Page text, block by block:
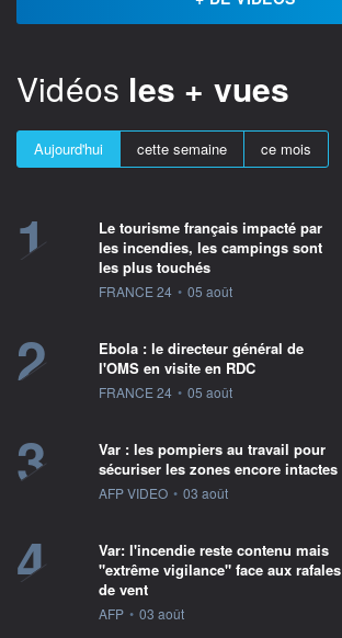
Vidéos les + vues
Aujourd'hui cette semaine ce mois
1
Le tourisme français impacté par
les incendies, les campings sont
les plus touchés
information fournie par
FRANCE 24 • 05 août
2
Ebola : le directeur général de
l'OMS en visite en RDC
information fournie par
FRANCE 24 • 05 août
3
Var : les pompiers au travail pour
sécuriser les zones encore intactes
information fournie par
AFP VIDEO • 03 août
4
Var: l'incendie reste contenu mais
"extrême vigilance" face aux rafales
de vent
information fournie par
AFP • 03 août